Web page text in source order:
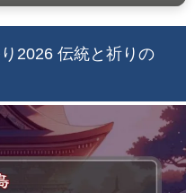
2026 伝統と祈りの